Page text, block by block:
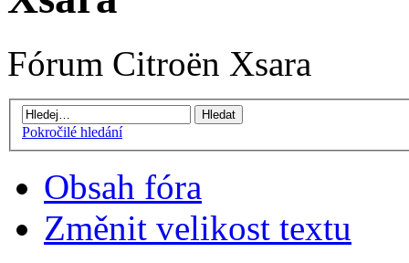
Fórum Citroën Xsara
Pokročilé hledání
Obsah fóra
Změnit velikost textu